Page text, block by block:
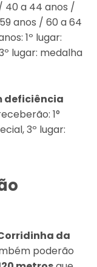
40 a 44 anos /
anos / 60 a 64
1º lugar:
lugar: medalha
deficiência
1°
3º lugar:
da
poderão